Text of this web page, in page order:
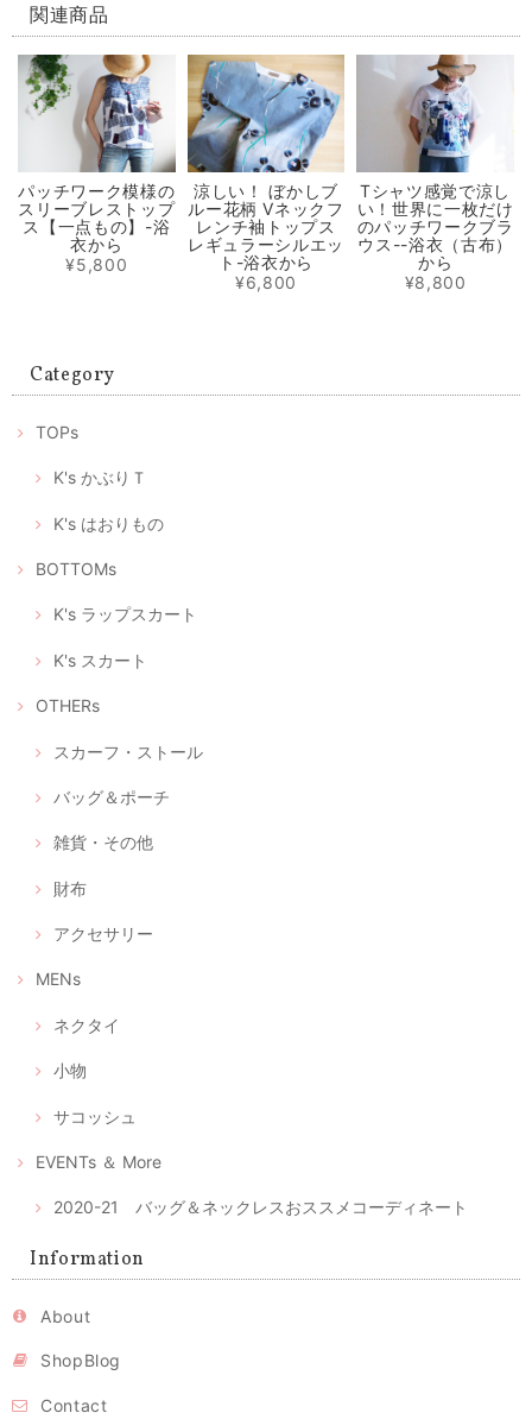
輝くシルクパワーの極軽立体マスク ノーズワイヤー入り（肌触りの良い着物の裏地絹100％）
2020/05/31
選べるマスクケース/タンポポ+レモンイエロー/ピンクにグレーの絣/藍色にブルー絣/藍色にカラフルな絣
① 元気に咲き乱れるタンポポ
2020/05/31
は可愛い物が大好きです。 大変喜んで頂いて、嬉しかったです。 この
からも素敵な作品を楽しみにしております。 ありがとうございました😊
喜んでいただけたようで私もとても嬉しいです。 何よりプ
レゼントに込められた優しい気持ちに、気分も明るくなら
いて、これからもこんなふうに喜んでいただけるリメイク
とうございました。 今後ともどうぞよろしくお願いいたし
2020/04/28
注文後、すぐに届きました。時節柄、少しでも早く入手したい物だった
と手触りでうっとりしました。 マスクもしっかりしており手づくりの風
で使いたいな、と思っています。
レビュー有難うございます。気に入っていただけてとても
関連商品
パッチワーク模様の
スリーブレストップ
ス【一点もの】-浴
衣から
¥5,800
涼しい！ ぼかしブ
ルー花柄 Vネックフ
レンチ袖トップス
レギュラーシルエッ
ト-浴衣から
¥6,800
Tシャツ感覚で涼し
い！世界に一枚だけ
のパッチワークブラ
ウス--浴衣（古布）
から
¥8,800
Category
TOPs
K's かぶりＴ
K's はおりもの
BOTTOMs
K's ラップスカート
K's スカート
OTHERs
スカーフ・ストール
バッグ＆ポーチ
雑貨・その他
財布
アクセサリー
MENs
ネクタイ
小物
サコッシュ
EVENTs ＆ More
2020-21 バッグ＆ネックレスおススメコーディネート
Information
About
ShopBlog
Contact